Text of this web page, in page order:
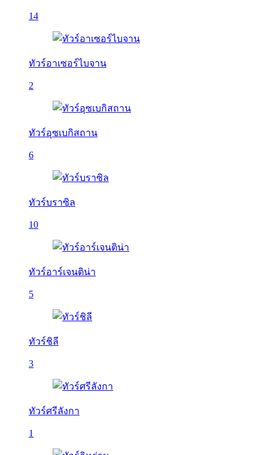
14
ทัวร์อาเซอร์ไบจาน
2
ทัวร์อุซเบกิสถาน
6
ทัวร์บราซิล
10
ทัวร์อาร์เจนติน่า
5
ทัวร์ชิลี
3
ทัวร์ศรีลังกา
1